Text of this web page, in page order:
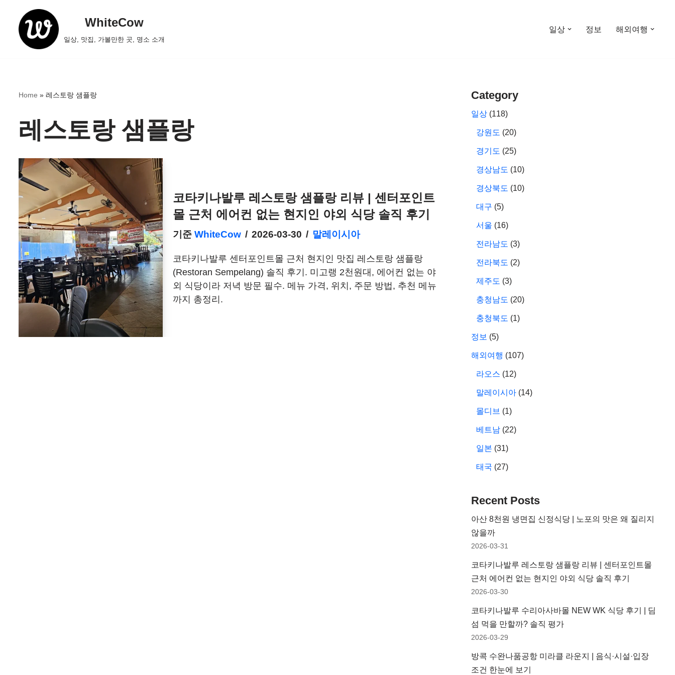
WhiteCow
일상, 맛집, 가볼만한 곳, 명소 소개
일상 정보 해외여행
Home » 레스토랑 샘플랑
레스토랑 샘플랑
코타키나발루 레스토랑 샘플랑 리뷰 | 센터포인트
몰 근처 에어컨 없는 현지인 야외 식당 솔직 후기
기준WhiteCow 2026-03-30 말레이시아
코타키나발루 센터포인트몰 근처 현지인 맛집 레스토랑 샘플랑
(Restoran Sempelang) 솔직 후기. 미고랭 2천원대, 에어컨 없는 야
외 식당이라 저녁 방문 필수. 메뉴 가격, 위치, 주문 방법, 추천 메뉴
까지 총정리.
Category
일상 (118)
강원도 (20)
경기도 (25)
경상남도 (10)
경상북도 (10)
대구 (5)
서울 (16)
전라남도 (3)
전라북도 (2)
제주도 (3)
충청남도 (20)
충청북도 (1)
정보 (5)
해외여행 (107)
라오스 (12)
말레이시아 (14)
몰디브 (1)
베트남 (22)
일본 (31)
태국 (27)
Recent Posts
아산 8천원 냉면집 신정식당 | 노포의 맛은 왜 질리지
않을까
2026-03-31
코타키나발루 레스토랑 샘플랑 리뷰 | 센터포인트몰
근처 에어컨 없는 현지인 야외 식당 솔직 후기
2026-03-30
코타키나발루 수리아사바몰 NEW WK 식당 후기 | 딤
섬 먹을 만할까? 솔직 평가
2026-03-29
방콕 수완나품공항 미라클 라운지 | 음식·시설·입장
조건 한눈에 보기